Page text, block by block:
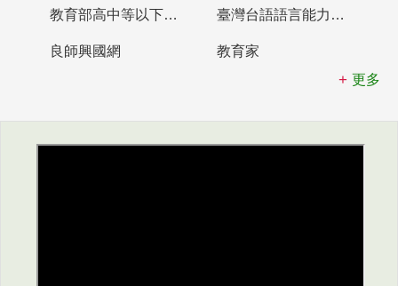
教育部高中等以下學校及幼兒園教師資格檢定考試 臺灣台語語言能力認證網站
良師興國網
教育家
更多